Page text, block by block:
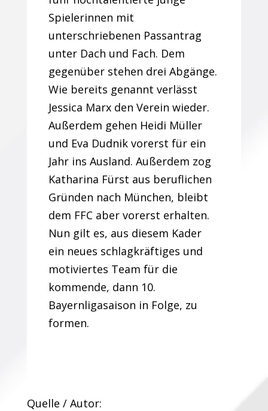
Spielerinnen mit
unterschriebenen Passantrag
unter Dach und Fach. Dem
gegenüber stehen drei Abgänge.
Wie bereits genannt verlässt
Jessica Marx den Verein wieder.
Außerdem gehen Heidi Müller
und Eva Dudnik vorerst für ein
Jahr ins Ausland. Außerdem zog
Katharina Fürst aus beruflichen
Gründen nach München, bleibt
dem FFC aber vorerst erhalten.
Nun gilt es, aus diesem Kader
ein neues schlagkräftiges und
motiviertes Team für die
kommende, dann 10.
Bayernligasaison in Folge, zu
formen.
Quelle / Autor: